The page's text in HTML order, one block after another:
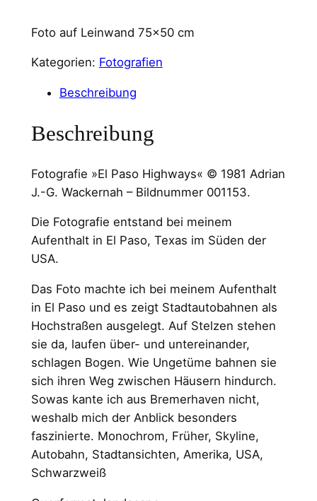
Foto auf Leinwand 75×50 cm
Kategorien: Fotografien
Beschreibung
Beschreibung
Fotografie »El Paso Highways« © 1981 Adrian
J.-G. Wackernah – Bildnummer 001153.
Die Fotografie entstand bei meinem
Aufenthalt in El Paso, Texas im Süden der
USA.
Das Foto machte ich bei meinem Aufenthalt
in El Paso und es zeigt Stadtautobahnen als
Hochstraßen ausgelegt. Auf Stelzen stehen
sie da, laufen über- und untereinander,
schlagen Bogen. Wie Ungetüme bahnen sie
sich ihren Weg zwischen Häusern hindurch.
Sowas kante ich aus Bremerhaven nicht,
weshalb mich der Anblick besonders
faszinierte. Monochrom, Früher, Skyline,
Autobahn, Stadtansichten, Amerika, USA,
Schwarzweiß